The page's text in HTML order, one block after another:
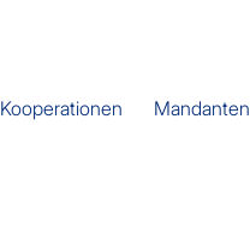
Kooperationen Mandanten